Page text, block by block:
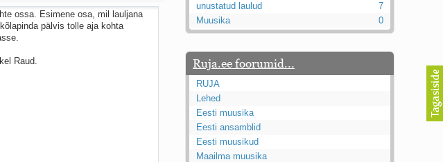
unustatud laulud
7
Muusika
0
Ruja.ee foorumid...
RUJA
Lehed
Eesti muusika
Eesti ansamblid
Eesti muusikud
Maailma muusika